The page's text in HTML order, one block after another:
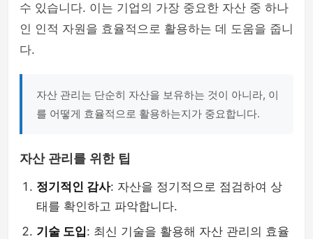
수 있습니다. 이는 기업의 가장 중요한 자산 중 하나
인 인적 자원을 효율적으로 활용하는 데 도움을 줍니
다.
자산 관리는 단순히 자산을 보유하는 것이 아니라, 이
를 어떻게 효율적으로 활용하는지가 중요합니다.
자산 관리를 위한 팁
정기적인 감사: 자산을 정기적으로 점검하여 상
태를 확인하고 파악합니다.
기술 도입: 최신 기술을 활용해 자산 관리의 효율